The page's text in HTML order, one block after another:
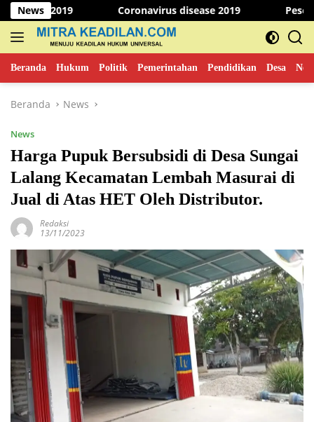
Langsung
ke
konten
News Coronavirus disease 2019 Peserta
Beranda Hukum Politik Pemerintahan Pendidikan Desa
Beranda News
News
Harga Pupuk Bersubsidi di Desa Sungai
Lalang Kecamatan Lembah Masurai di
Jual di Atas HET Oleh Distributor.
Redaksi
13/11/2023